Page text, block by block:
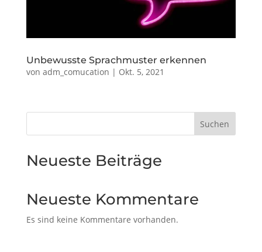
Unbewusste Sprachmuster erkennen
von adm_comucation | Okt. 5, 2021
Suchen
Neueste Beiträge
Neueste Kommentare
Es sind keine Kommentare vorhanden.